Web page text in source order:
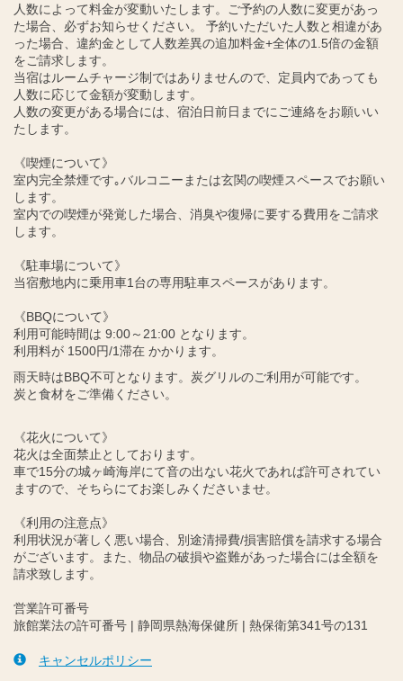
人数によって料金が変動いたします。ご予約の人数に変更があっ
た場合、必ずお知らせください。 予約いただいた人数と相違があ
った場合、違約金として人数差異の追加料金+全体の1.5倍の金額
をご請求します。
当宿はルームチャージ制ではありませんので、定員内であっても
人数に応じて金額が変動します。
人数の変更がある場合には、宿泊日前日までにご連絡をお願いい
たします。
《喫煙について》
室内完全禁煙です｡バルコニーまたは玄関の喫煙スペースでお願い
します。
室内での喫煙が発覚した場合、消臭や復帰に要する費用をご請求
します。
《駐車場について》
当宿敷地内に乗用車1台の専用駐車スペースがあります。
《BBQについて》
利用可能時間は 9:00～21:00 となります。
利用料が 1500円/1滞在 かかります。
雨天時はBBQ不可となります。炭グリルのご利用が可能です。
炭と食材をご準備ください。
《花火について》
花火は全面禁止としております。
車で15分の城ヶ崎海岸にて音の出ない花火であれば許可されてい
ますので、そちらにてお楽しみくださいませ。
《利用の注意点》
利用状況が著しく悪い場合、別途清掃費/損害賠償を請求する場合
がございます。また、物品の破損や盗難があった場合には全額を
請求致します。
営業許可番号
旅館業法の許可番号 | 静岡県熱海保健所 | 熱保衛第341号の131
キャンセルポリシー